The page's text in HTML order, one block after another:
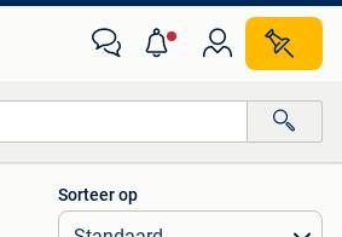
Alle afstanden…
Sorteer op